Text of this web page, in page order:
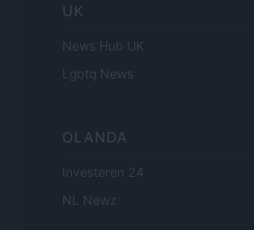
UK
News Hub UK
Lgbtq News
OLANDA
Investeren 24
NL Newz